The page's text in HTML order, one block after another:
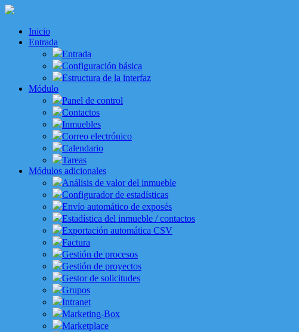
Inicio
Entrada
Entrada
Configuración básica
Estructura de la interfaz
Módulo
Panel de control
Contactos
Inmuebles
Correo electrónico
Calendario
Tareas
Módulos adicionales
Análisis de valor del inmueble
Configurador de estadísticas
Envío automático de exposés
Estadística del inmueble / contactos
Exportación automática CSV
Factura
Gestión de procesos
Gestión de proyectos
Gestor de solicitudes
Grupos
Intranet
Marketing-Box
Marketplace